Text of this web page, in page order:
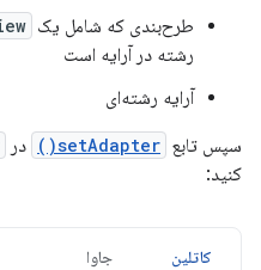
طرح‌بندی که شامل یک
رشته در آرایه است
آرایه رشته‌ای
سپس تابع setAdapter() در
کنید:
کاتلین جاوا